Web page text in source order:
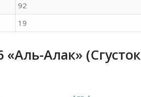
92
19
Алак» (Сгусток